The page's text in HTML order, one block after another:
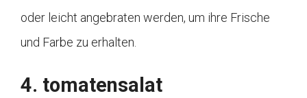
oder leicht angebraten werden, um ihre Frische
und Farbe zu erhalten.
4. tomatensalat